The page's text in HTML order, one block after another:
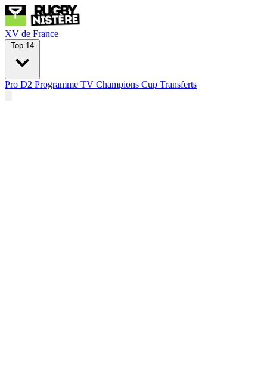
XV de France
Top 14
Pro D2 Programme TV Champions Cup Transferts